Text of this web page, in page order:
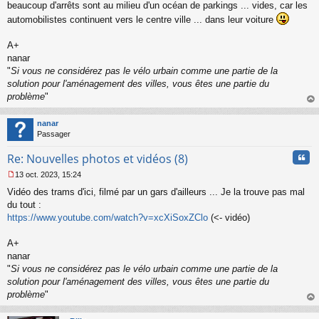
s
s
a
e
n
o
n
l
u
beaucoup d'arrêts sont au milieu d'un océan de parkings ... vides, car les
automobilistes continuent vers le centre ville ... dans leur voiture
A+
nanar
"Si vous ne considérez pas le vélo urbain comme une partie de la
solution pour l'aménagement des villes, vous êtes une partie du
problème"
au
nanar
Passager
Re: Nouvelles photos et vidéos (8)
e
s
s
a
e
n
o
n
u
13 oct. 2023, 15:24
Vidéo des trams d'ici, filmé par un gars d'ailleurs ... Je la trouve pas mal
du tout :
https://www.youtube.com/watch?v=xcXiSoxZClo (<- vidéo)
A+
nanar
"Si vous ne considérez pas le vélo urbain comme une partie de la
solution pour l'aménagement des villes, vous êtes une partie du
problème"
au